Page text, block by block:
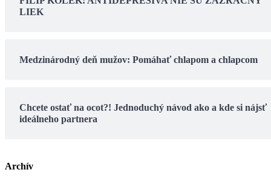
LIEK
Medzinárodný deň mužov: Pomáhať chlapom a chlapcom
Chcete ostať na ocot?! Jednoduchý návod ako a kde si nájsť
ideálneho partnera
Archív